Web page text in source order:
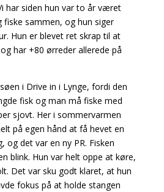
har siden hun var to år været
fiske sammen, og hun siger
Hun er blevet ret skrap til at
har +80 ørreder allerede på
i Drive in i Lynge, fordi den
fisk og man må fiske med
sjovt. Her i sommervarmen
på egen hånd at få hevet en
og det var en ny PR. Fisken
blink. Hun var helt oppe at køre,
Det var sku godt klaret, at hun
fokus på at holde stangen